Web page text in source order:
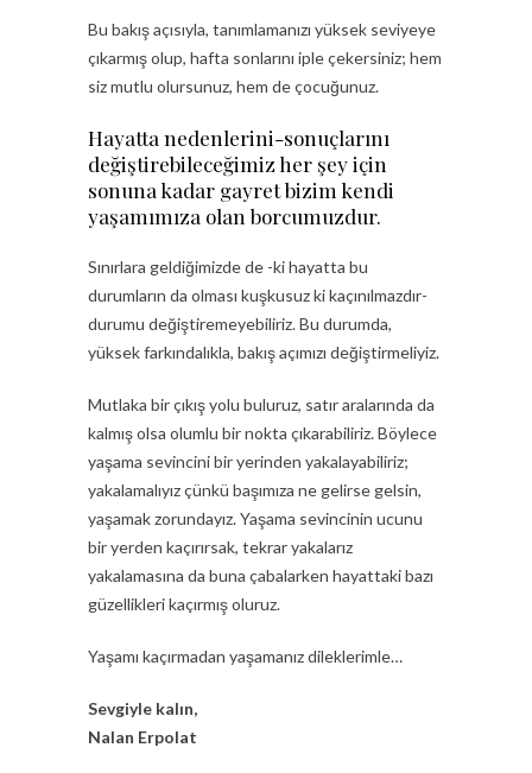
Bu bakış açısıyla, tanımlamanızı yüksek seviyeye
çıkarmış olup, hafta sonlarını iple çekersiniz; hem
siz mutlu olursunuz, hem de çocuğunuz.
Hayatta nedenlerini-sonuçlarını
değiştirebileceğimiz her şey için
sonuna kadar gayret bizim kendi
yaşamımıza olan borcumuzdur.
Sınırlara geldiğimizde de -ki hayatta bu
durumların da olması kuşkusuz ki kaçınılmazdır-
durumu değiştiremeyebiliriz. Bu durumda,
yüksek farkındalıkla, bakış açımızı değiştirmeliyiz.
Mutlaka bir çıkış yolu buluruz, satır aralarında da
kalmış olsa olumlu bir nokta çıkarabiliriz. Böylece
yaşama sevincini bir yerinden yakalayabiliriz;
yakalamalıyız çünkü başımıza ne gelirse gelsin,
yaşamak zorundayız. Yaşama sevincinin ucunu
bir yerden kaçırırsak, tekrar yakalarız
yakalamasına da buna çabalarken hayattaki bazı
güzellikleri kaçırmış oluruz.
Yaşamı kaçırmadan yaşamanız dileklerimle…
Sevgiyle kalın,
Nalan Erpolat